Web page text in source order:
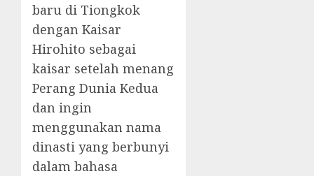
baru di Tiongkok
dengan Kaisar
Hirohito sebagai
kaisar setelah menang
Perang Dunia Kedua
dan ingin
menggunakan nama
dinasti yang berbunyi
dalam bahasa